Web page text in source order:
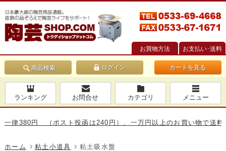
お買物方法 お支払い･送料
商品検索 カートを見る
ランキング お問合せ カテゴリ メニュー
380円 （ポスト投函は240円）、一万円以上のお買い物で送料無
ホーム 粘土小道具 粘土吸水盤